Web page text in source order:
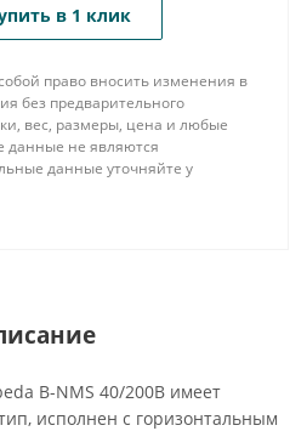
в 1 клик
право вносить изменения в
без предварительного
вес, размеры, цена и любые
данные не являются
данные уточняйте у
B-NMS 40/200B имеет
исполнен с горизонтальным